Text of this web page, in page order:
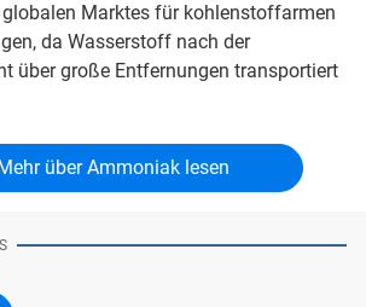
Marktes für kohlenstoffarmen
da Wasserstoff nach der
über große Entfernungen transportiert
über Ammoniak lesen